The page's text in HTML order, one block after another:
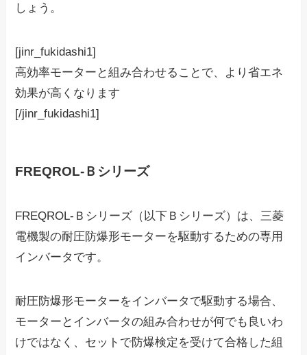
しょう。
[jinr_fukidashi1]
高効率モーターと組み合わせることで、より省エネ
効果が高くなります
[/jinr_fukidashi1]
FREQROL-Ｂシリーズ
FREQROL-Ｂシリーズ（以下Ｂシリーズ）は、三菱
電機製の耐圧防爆形モーターを駆動するための専用
インバータです。
耐圧防爆形モーターをインバータで駆動する場合、
モーターとインバータの組み合わせが何でも良いわ
けではなく、セットで防爆検定を受けて合格した組